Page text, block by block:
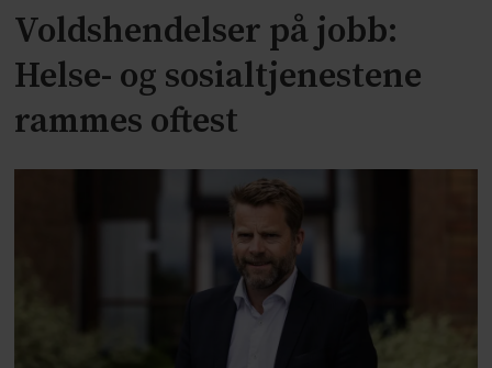
Voldshendelser på jobb:
Helse- og sosialtjenestene
rammes oftest